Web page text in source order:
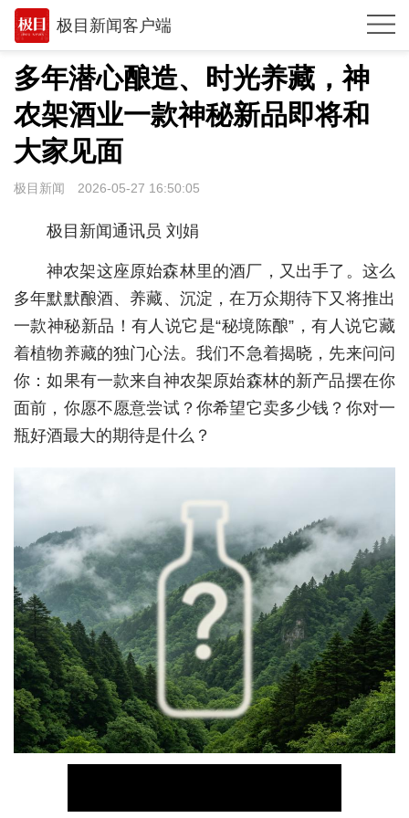
极目新闻客户端
推荐
观点
时政
湖北
环球
专题
极客圈
经济
城建
健康
悠游
相亲
汽车
房产
消费
创意
多年潜心酿造、时光养藏，神
农架酒业一款神秘新品即将和
大家见面
极目新闻 2026-05-27 16:50:05
极目新闻通讯员 刘娟
神农架这座原始森林里的酒厂，又出手了。这么
多年默默酿酒、养藏、沉淀，在万众期待下又将推出
一款神秘新品！有人说它是“秘境陈酿”，有人说它藏
着植物养藏的独门心法。我们不急着揭晓，先来问问
你：如果有一款来自神农架原始森林的新产品摆在你
面前，你愿不愿意尝试？你希望它卖多少钱？你对一
瓶好酒最大的期待是什么？